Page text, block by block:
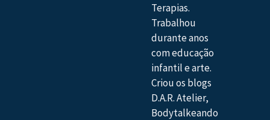
Terapias.
Trabalhou
durante anos
com educação
infantil e arte.
Criou os blogs
D.A.R. Atelier,
Bodytalkeando